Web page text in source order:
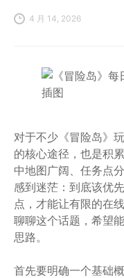
4 月 14, 2026
对于不少《冒险岛》
的核心途径，也是积
中地图广阔、任务点
感到迷茫：到底该优
点，才能让有限的在
聊聊这个话题，希望
思路。
首先要明确一个基础